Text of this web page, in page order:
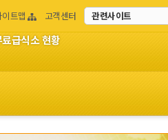
트맵 고객센터 관련사이트
급식소 현황